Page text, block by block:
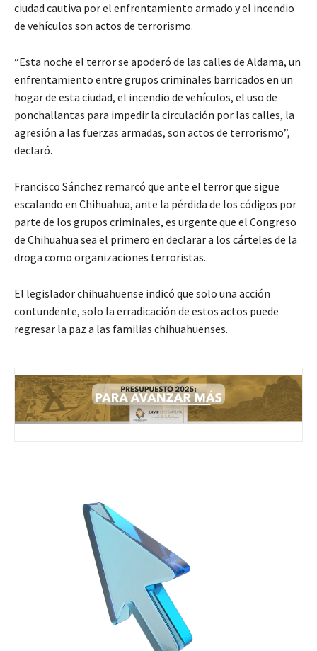
ciudad cautiva por el enfrentamiento armado y el incendio
de vehículos son actos de terrorismo.
“Esta noche el terror se apoderó de las calles de Aldama, un
enfrentamiento entre grupos criminales barricados en un
hogar de esta ciudad, el incendio de vehículos, el uso de
ponchallantas para impedir la circulación por las calles, la
agresión a las fuerzas armadas, son actos de terrorismo”,
declaró.
Francisco Sánchez remarcó que ante el terror que sigue
escalando en Chihuahua, ante la pérdida de los códigos por
parte de los grupos criminales, es urgente que el Congreso
de Chihuahua sea el primero en declarar a los cárteles de la
droga como organizaciones terroristas.
El legislador chihuahuense indicó que solo una acción
contundente, solo la erradicación de estos actos puede
regresar la paz a las familias chihuahuenses.